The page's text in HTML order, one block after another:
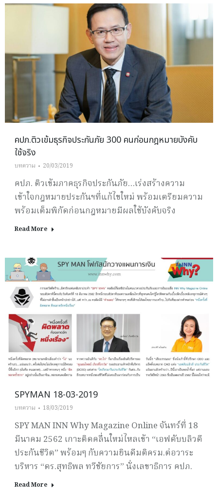
คปภ.ติวเข้มธุรกิจประกันภัย 300 คนก่อนกฎหมายบังคับ
ใช้จริง
บทความ 20/03/2019
คปภ. ติวเข้มภาคธุรกิจประกันภัย…เร่งสร้างความ
เข้าใจกฎหมายประกันฯที่แก้ไขใหม่ พร้อมเตรียมความ
พร้อมเต็มพิกัดก่อนกฎหมายมีผลใช้บังคับจริง
Read More
SPYMAN 18-03-2019
บทความ 18/03/2019
SPY MAN INN Why Magazine Online จันทร์ที่ 18
มีนาคม 2562 เกาะติดคลื่นใหม่ไหลเข้า “เอฟดับบลิวดี
ประกันชีวิต” พร้อมๆ กับความยินดีมติครม.ต่อวาระ
บริหาร “ดร.สุทธิพล ทวีชัยการ” นั่งเลขาธิการ คปภ.
Read More